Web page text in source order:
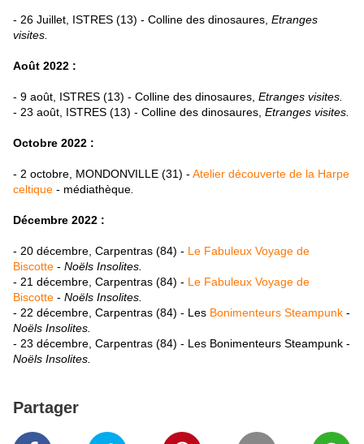
- 26 Juillet, ISTRES (13) - Colline des dinosaures, Etranges
visites.
Août 2022 :
- 9 août, ISTRES (13) - Colline des dinosaures, Etranges visites.
- 23 août, ISTRES (13) - Colline des dinosaures, Etranges visites.
Octobre 2022 :
- 2 octobre, MONDONVILLE (31) - Atelier découverte de la Harpe
celtique - médiathèque
Décembre 2022 :
- 20 décembre, Carpentras (84) - Le Fabuleux Voyage de
Biscotte - Noëls Insolites.
- 21 décembre, Carpentras (84) - Le Fabuleux Voyage de
Biscotte - Noëls Insolites.
- 22 décembre, Carpentras (84) - Les Bonimenteurs Steampunk -
Noëls Insolites.
- 23 décembre, Carpentras (84) - Les Bonimenteurs Steampunk -
Noëls Insolites.
Partager